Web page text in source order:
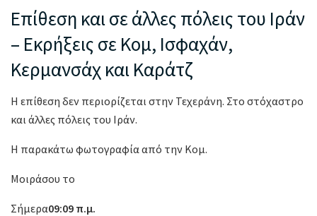
Επίθεση και σε άλλες πόλεις του Ιράν
– Εκρήξεις σε Κομ, Ισφαχάν,
Κερμανσάχ και Καράτζ
Η επίθεση δεν περιορίζεται στην Τεχεράνη. Στο στόχαστρο
και άλλες πόλεις του Ιράν.
Η παρακάτω φωτογραφία από την Κομ.
Μοιράσου το
Σήμερα09:09 π.μ.